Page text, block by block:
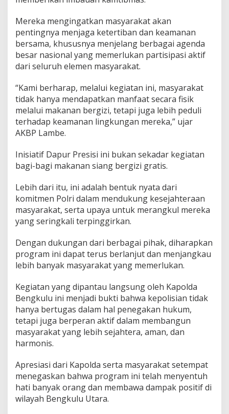
Mereka mengingatkan masyarakat akan
pentingnya menjaga ketertiban dan keamanan
bersama, khususnya menjelang berbagai agenda
besar nasional yang memerlukan partisipasi aktif
dari seluruh elemen masyarakat.
“Kami berharap, melalui kegiatan ini, masyarakat
tidak hanya mendapatkan manfaat secara fisik
melalui makanan bergizi, tetapi juga lebih peduli
terhadap keamanan lingkungan mereka,” ujar
AKBP Lambe.
Inisiatif Dapur Presisi ini bukan sekadar kegiatan
bagi-bagi makanan siang bergizi gratis.
Lebih dari itu, ini adalah bentuk nyata dari
komitmen Polri dalam mendukung kesejahteraan
masyarakat, serta upaya untuk merangkul mereka
yang seringkali terpinggirkan.
Dengan dukungan dari berbagai pihak, diharapkan
program ini dapat terus berlanjut dan menjangkau
lebih banyak masyarakat yang memerlukan.
Kegiatan yang dipantau langsung oleh Kapolda
Bengkulu ini menjadi bukti bahwa kepolisian tidak
hanya bertugas dalam hal penegakan hukum,
tetapi juga berperan aktif dalam membangun
masyarakat yang lebih sejahtera, aman, dan
harmonis.
Apresiasi dari Kapolda serta masyarakat setempat
menegaskan bahwa program ini telah menyentuh
hati banyak orang dan membawa dampak positif di
wilayah Bengkulu Utara.